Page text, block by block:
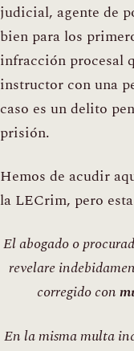
judicial, agente de
bien para los
infracción procesal
instructor con una
caso es un delito
prisión.
Hemos de acudir
la LECrim, pero
El abogado o
revelare
corregido con
En la misma multa